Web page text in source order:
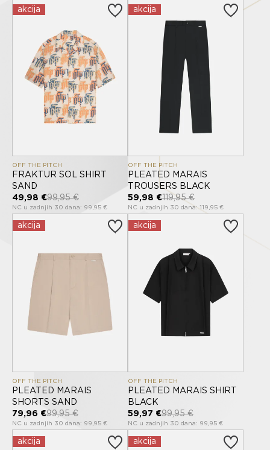
akcija
OFF THE PITCH
FRAKTUR SOL SHIRT
SAND
49,98 €99,95 €
NC u zadnjih 30 dana: 99,95 €
akcija
OFF THE PITCH
PLEATED MARAIS
TROUSERS BLACK
59,98 €119,95 €
NC u zadnjih 30 dana: 119,95 €
akcija
OFF THE PITCH
PLEATED MARAIS
SHORTS SAND
79,96 €99,95 €
NC u zadnjih 30 dana: 99,95 €
akcija
OFF THE PITCH
PLEATED MARAIS SHIRT
BLACK
59,97 €99,95 €
NC u zadnjih 30 dana: 99,95 €
akcija akcija